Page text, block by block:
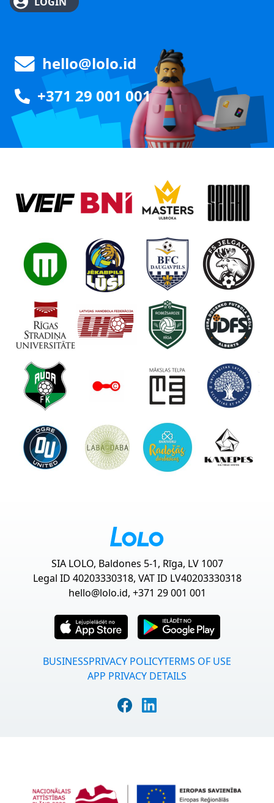
hello@lolo.id
+371 29 001 001
SIA LOLO, Baldones 5-1, Rīga, LV 1007
Legal ID 40203330318, VAT ID LV40203330318
hello@lolo.id, +371 29 001 001
BUSINESSPRIVACY POLICYTERMS OF USE
APP PRIVACY DETAILS